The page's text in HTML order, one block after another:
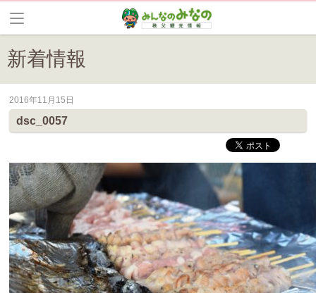
新着情報
皆野町のイベントやお祭り、花情報等の最新情報や観光協会会員情報
2016年11月15日
dsc_0057